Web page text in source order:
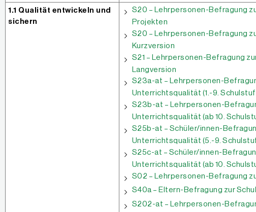
1.1 Qualität entwickeln und
sichern
S20 – Lehrpersonen-Befragung
Projekten
S20 – Lehrpersonen-Befragung
Kurzversion
S21 – Lehrpersonen-Befragung
Langversion
S23a-at – Lehrpersonen-
Unterrichtsqualität (1.-9.
S23b-at – Lehrpersonen-
Unterrichtsqualität (ab 10.
S25b-at – Schüler/innen-
Unterrichtsqualität (5.-9.
S25c-at – Schüler/innen-
Unterrichtsqualität (ab 10.
S02 – Lehrpersonen-Befragung
S40a – Eltern-Befragung zur
S202-at – Lehrpersonen-